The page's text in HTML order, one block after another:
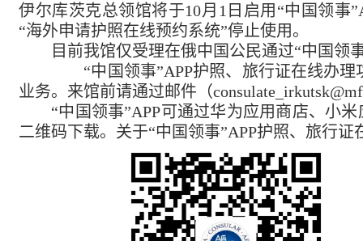
伊尔库茨克总领馆将于10月 1 日启用“中国领事
“海外申请护照在线预约系统”停止使用。
目前我馆仅受理在俄中国公民通过“中国领
“中国领事”APP护照、旅行证在线办理
业务。 来馆前请通过邮件（
“中国领事”APP可通过华为应用商店、小
二维码下载。关于“中国领事”APP护照、旅行